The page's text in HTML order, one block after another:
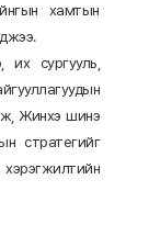
хамтын
сургууль,
Жинхэ шинэ
стратегийг